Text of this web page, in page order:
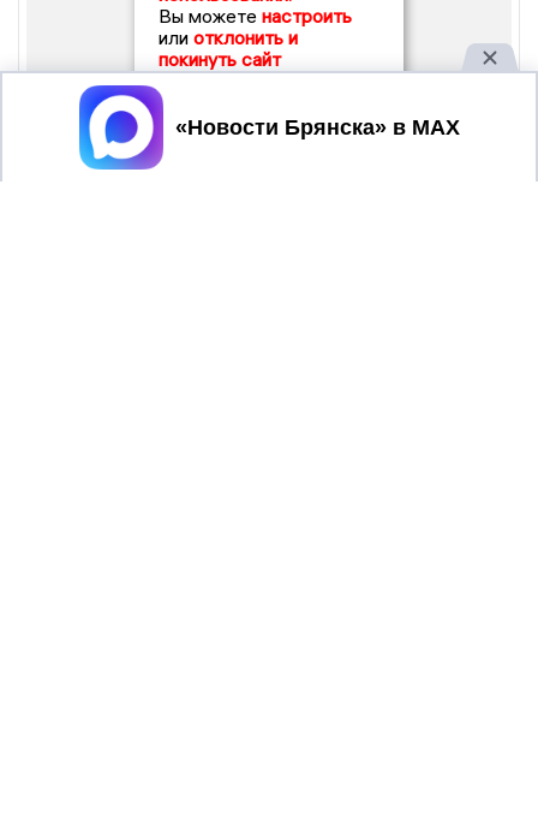
Вы можете настроить
или отклонить и
покинуть сайт
Принять